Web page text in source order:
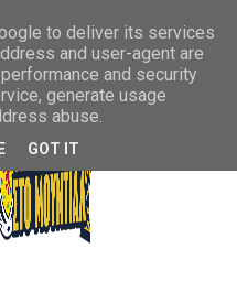
to deliver its services
and user-agent are
and security
generate usage
abuse.
GOT IT